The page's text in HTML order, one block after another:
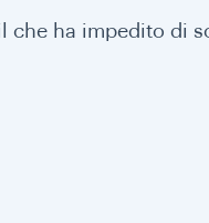
che ha impedito di